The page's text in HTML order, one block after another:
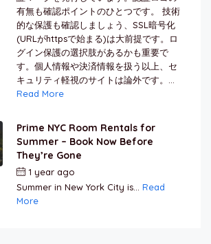
有無も確認ポイントのひとつです。 技術
的な保護も確認しましょう、SSL暗号化
(URLがhttpsで始まる)は大前提です。ロ
グイン保護の選択肢があるかも重要で
す。個人情報や決済情報を扱う以上、セ
キュリティ軽視のサイトは論外です。...
Read More
Prime NYC Room Rentals for
Summer – Book Now Before
They’re Gone
1 year ago
Summer in New York City is... Read
More